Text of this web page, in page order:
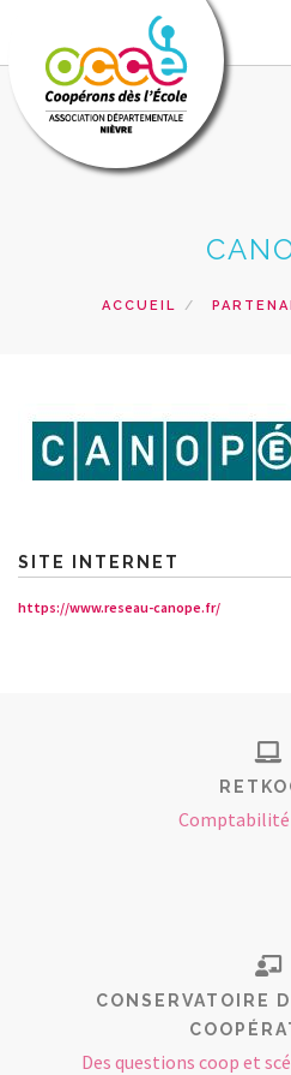
COIN DU MANDATAIRE
RECHERCHER
ACCUEIL
SITE INTERNET
https://www.reseau-canope.fr/
Comptabilité
CONSERVATOIRE
Des questions coop et